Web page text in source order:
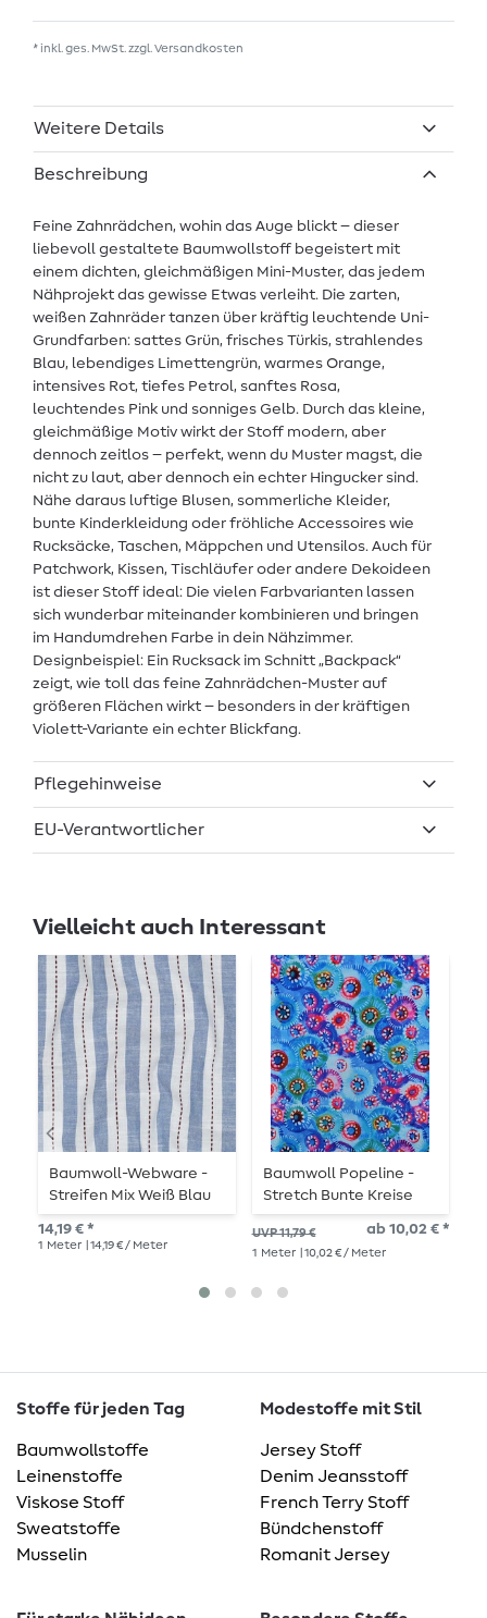
* inkl. ges. MwSt. zzgl. Versandkosten
Weitere Details
Beschreibung
Feine Zahnrädchen, wohin das Auge blickt – dieser
liebevoll gestaltete Baumwollstoff begeistert mit
einem dichten, gleichmäßigen Mini-Muster, das jedem
Nähprojekt das gewisse Etwas verleiht. Die zarten,
weißen Zahnräder tanzen über kräftig leuchtende Uni-
Grundfarben: sattes Grün, frisches Türkis, strahlendes
Blau, lebendiges Limettengrün, warmes Orange,
intensives Rot, tiefes Petrol, sanftes Rosa,
leuchtendes Pink und sonniges Gelb. Durch das kleine,
gleichmäßige Motiv wirkt der Stoff modern, aber
dennoch zeitlos – perfekt, wenn du Muster magst, die
nicht zu laut, aber dennoch ein echter Hingucker sind.
Nähe daraus luftige Blusen, sommerliche Kleider,
bunte Kinderkleidung oder fröhliche Accessoires wie
Rucksäcke, Taschen, Mäppchen und Utensilos. Auch für
Patchwork, Kissen, Tischläufer oder andere Dekoideen
ist dieser Stoff ideal: Die vielen Farbvarianten lassen
sich wunderbar miteinander kombinieren und bringen
im Handumdrehen Farbe in dein Nähzimmer.
Designbeispiel: Ein Rucksack im Schnitt „Backpack“
zeigt, wie toll das feine Zahnrädchen-Muster auf
größeren Flächen wirkt – besonders in der kräftigen
Violett-Variante ein echter Blickfang.
Pflegehinweise
EU-Verantwortlicher
Vielleicht auch Interessant
Baumwoll-Webware -
Streifen Mix Weiß Blau
Garngefärbt
14,19 € *
1 Meter | 14,19 € / Meter
Baumwoll Popeline -
Stretch Bunte Kreise
Blau
UVP 11,79 € ab 10,02 € *
1 Meter | 10,02 € / Meter
Stoffe für jeden Tag
Baumwollstoffe
Leinenstoffe
Viskose Stoff
Sweatstoffe
Musselin
Modestoffe mit Stil
Jersey Stoff
Denim Jeansstoff
French Terry Stoff
Bündchenstoff
Romanit Jersey